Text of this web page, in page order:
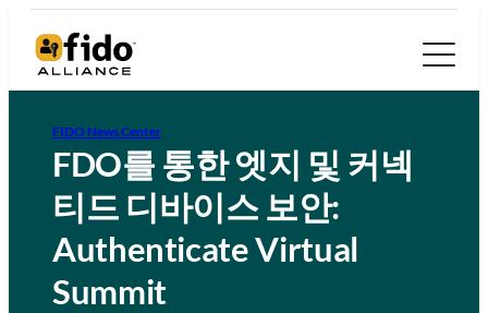
FIDO News Center
FDO를 통한 엣지 및 커넥
티드 디바이스 보안:
Authenticate Virtual
Summit